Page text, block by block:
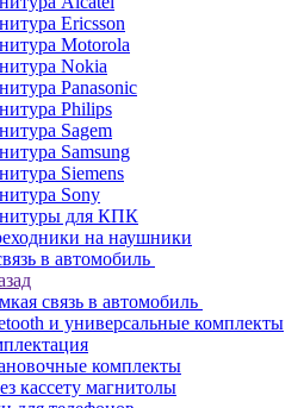
Ericsson
Motorola
Nokia
Panasonic
Philips
Sagem
Samsung
Siemens
Sony
для КПК
на наушники
в автомобиль
связь в автомобиль
и универсальные комплекты
комплекты
кассету магнитолы